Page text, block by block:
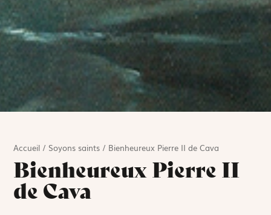
Accueil / Soyons saints / Bienheureux Pierre II de Cava
Bienheureux Pierre II
de Cava